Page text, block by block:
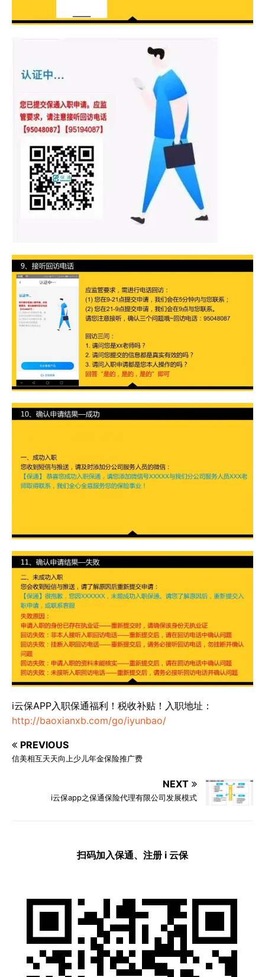
i云保APP入职保通福利！税收补贴！入职地址：
http://baoxianxb.com/go/iyunbao/
PREVIOUS
信美相互天天向上少儿年金保险推广费
NEXT
i云保app之保通保险代理有限公司发展模式
扫码加入保通、注册 i 云保